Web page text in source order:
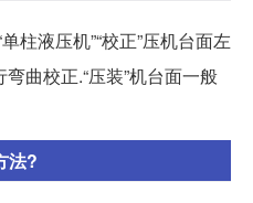
柱液压机”“校正”压机台面左
曲校正.“压装”机台面一般
法?